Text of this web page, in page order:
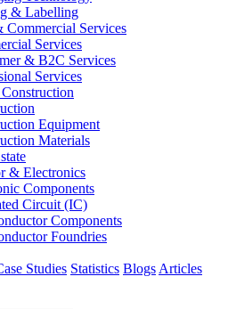
& Labelling
Commercial Services
Services
& B2C Services
Services
Equipment
Materials
& Electronics
Components
Circuit (IC)
Components
Foundries
Studies Statistics Blogs Articles